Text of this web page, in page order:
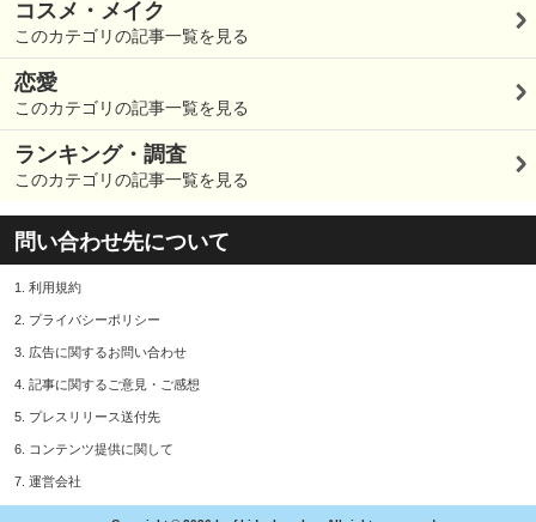
コスメ・メイク
このカテゴリの記事一覧を見る
恋愛
このカテゴリの記事一覧を見る
ランキング・調査
このカテゴリの記事一覧を見る
問い合わせ先について
1. 利用規約
2. プライバシーポリシー
3. 広告に関するお問い合わせ
4. 記事に関するご意見・ご感想
5. プレスリリース送付先
6. コンテンツ提供に関して
7. 運営会社